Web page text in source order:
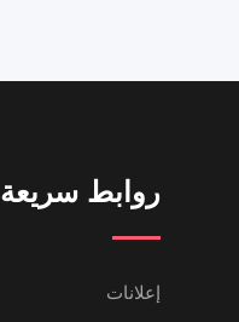
روابط سريعة
إعلانات